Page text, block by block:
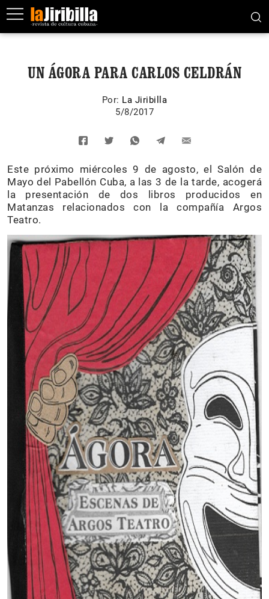
UN ÁGORA PARA CARLOS CELDRÁN
Por: La Jiribilla
5/8/2017
Este próximo miércoles 9 de agosto, el Salón de
Mayo del Pabellón Cuba, a las 3 de la tarde, acogerá
la presentación de dos libros producidos en
Matanzas relacionados con la compañía Argos
Teatro.